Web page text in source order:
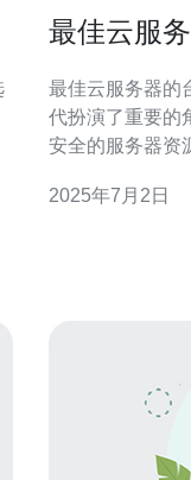
最佳云服
最佳云服务器的台湾选择 云服务器
代扮演了重要的
安全的服务器资
的云服务器服务商。 在选择云服务器时，性
2025年7月2日